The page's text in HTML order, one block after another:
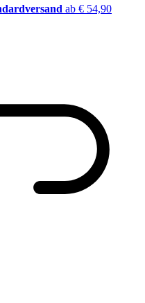
ab € 54,90